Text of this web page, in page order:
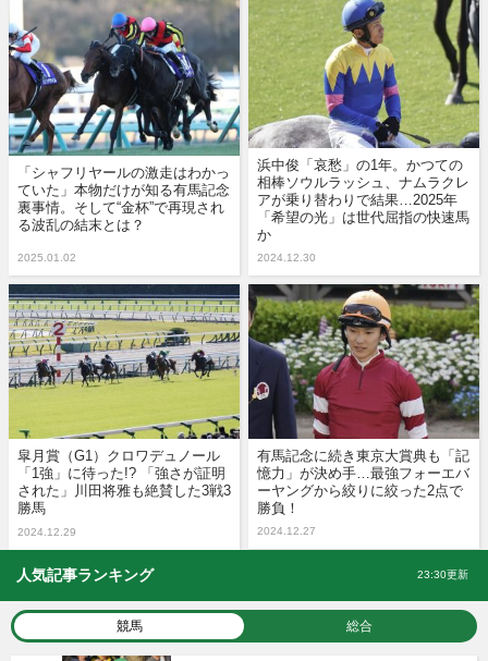
「シャフリヤールの激走はわかっ
ていた」本物だけが知る有馬記念
裏事情。そして“金杯”で再現され
る波乱の結末とは？
2025.01.02
浜中俊「哀愁」の1年。かつての
相棒ソウルラッシュ、ナムラクレ
アが乗り替わりで結果…2025年
「希望の光」は世代屈指の快速馬
か
2024.12.30
皐月賞（G1）クロワデュノール
「1強」に待った!? 「強さが証明
された」川田将雅も絶賛した3戦3
勝馬
2024.12.29
有馬記念に続き東京大賞典も「記
憶力」が決め手…最強フォーエバ
ーヤングから絞りに絞った2点で
勝負！
2024.12.27
人気記事ランキング 23:30更新
競馬 総合